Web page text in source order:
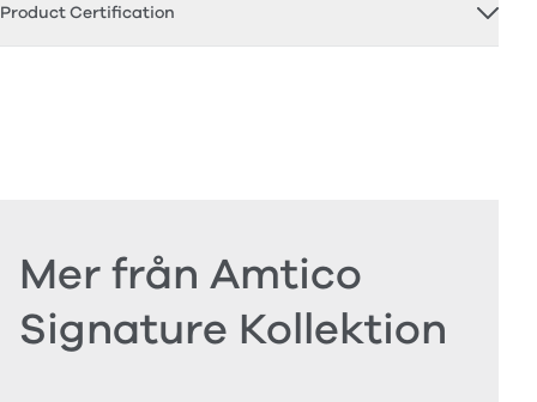
Product Certification
Mer från Amtico
Signature Kollektion